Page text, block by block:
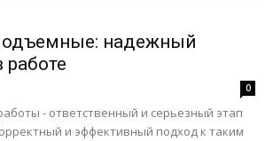
надежный
0
- ответственный и серьезный этап
и эффективный подход к таким